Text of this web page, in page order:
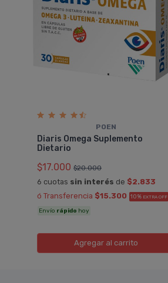
POEN
Diaris Omega Suplemento
Dietario
$17.000 $20.000
6 cuotas sin interés de $2.833
ó Transferencia $15.300 10% EXTRA OFF
Envío rápido hoy
Agregaral carrito